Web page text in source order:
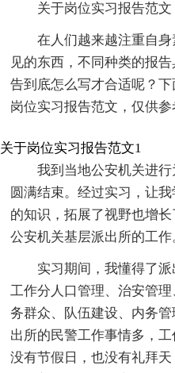
关于岗位实习报告范文
在人们越来越注重自
见的东西，不同种类的报
告到底怎么写才合适呢？
岗位实习报告范文，仅供参
关于岗位实习报告范文1
我到当地公安机关进
圆满结束。经过实习，让
的知识，拓展了视野也增
公安机关基层派出所的工作
实习期间，我懂得了
工作分人口管理、治安管
务群众、队伍建设、内务
出所的民警工作事情多，
没有节假日，也没有礼拜